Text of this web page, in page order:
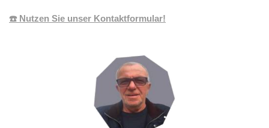
☎️ Nutzen Sie unser Kontaktformular!